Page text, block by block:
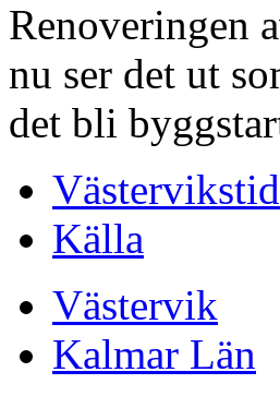
Renoveringen
nu ser det ut
det bli
Källa
Västervik
Kalmar Län